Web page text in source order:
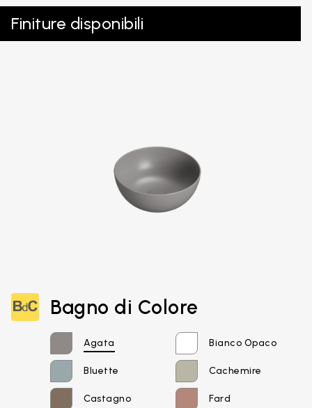
Finiture disponibili
Bagno di Colore
Agata Bianco Opaco
Bluette Cachemire
Castagno Fard